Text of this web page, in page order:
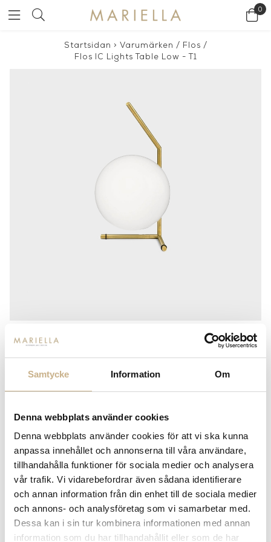
Samtycke Information Om
Denna webbplats använder cookies
Denna webbplats använder cookies för att vi ska kunna
anpassa innehållet och annonserna till våra användare,
tillhandahålla funktioner för sociala medier och analysera
vår trafik. Vi vidarebefordrar även sådana identifierare
och annan information från din enhet till de sociala medier
och annons- och analysföretag som vi samarbetar med.
Dessa kan i sin tur kombinera informationen med annan
information som du har tillhandahållit eller som de har
0
Startsidan > Varumärken / Flos /
Flos IC Lights Table Low - T1
6.250 kr
ADD TO CART
Special Order Item
14 dagars returrätt på lagervaror.
Läs mer